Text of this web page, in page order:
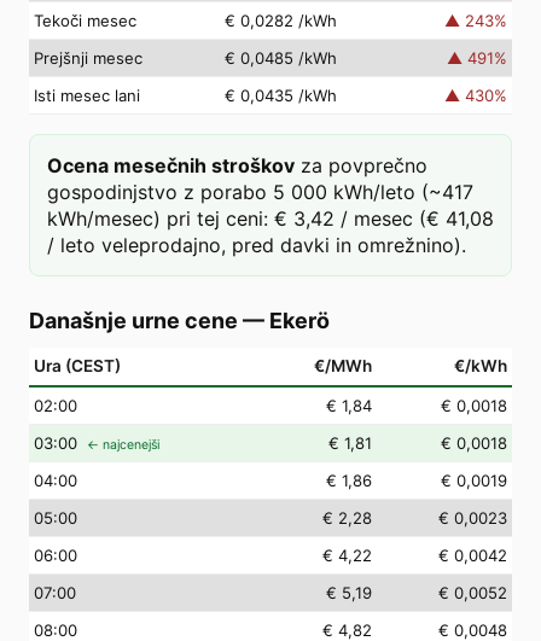
Tekoči mesec
€ 0,0282 /kWh ▲ 243%
Prejšnji mesec
€ 0,0485 /kWh ▲ 491%
Isti mesec lani
€ 0,0435 /kWh ▲ 430%
Ocena mesečnih stroškov za povprečno
gospodinjstvo z porabo 5 000 kWh/leto (~417
kWh/mesec) pri tej ceni: € 3,42 / mesec (€ 41,08
/ leto veleprodajno, pred davki in omrežnino).
Današnje urne cene — Ekerö
Ura (CEST) €/MWh €/kWh
02:00 € 1,84
€ 0,0018
03:00 ← najcenejši € 1,81
€ 0,0018
04:00 € 1,86
€ 0,0019
05:00 € 2,28
€ 0,0023
06:00 € 4,22
€ 0,0042
07:00 € 5,19
€ 0,0052
08:00 € 4,82
€ 0,0048